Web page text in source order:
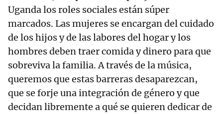
Uganda los roles sociales están súper
marcados. Las mujeres se encargan del cuidado
de los hijos y de las labores del hogar y los
hombres deben traer comida y dinero para que
sobreviva la familia. A través de la música,
queremos que estas barreras desaparezcan,
que se forje una integración de género y que
decidan libremente a qué se quieren dedicar de